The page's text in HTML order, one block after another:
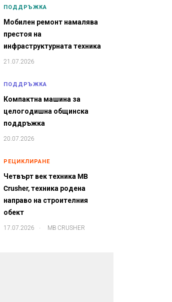
ПОДДРЪЖКА
Мобилен ремонт намалява
престоя на
инфраструктурната техника
21.07.2026
ПОДДРЪЖКА
Компактна машина за
целогодишна общинска
поддръжка
20.07.2026
РЕЦИКЛИРАНЕ
Четвърт век техника MB
Crusher, техника родена
направо на строителния
обект
17.07.2026 . MB CRUSHER